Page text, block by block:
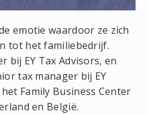
emotie waardoor ze zich
tot het familiebedrijf.
bij EY Tax Advisors, en
tax manager bij EY
Family Business Center
en België.